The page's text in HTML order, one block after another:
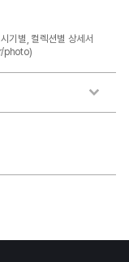
기별, 컬렉션별 상세서
photo)